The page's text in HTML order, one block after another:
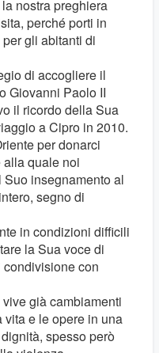
nostra preghiera
perché porti in
gli abitanti di
di accogliere il
Giovanni Paolo II
il ricordo della Sua
a Cipro in 2010.
per donarci
alla quale noi
insegnamento al
segno di
in condizioni difficili
la Sua voce di
con
già cambiamenti
e le opere in una
spesso però